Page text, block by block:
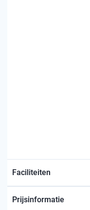
Faciliteiten
Prijsinformatie